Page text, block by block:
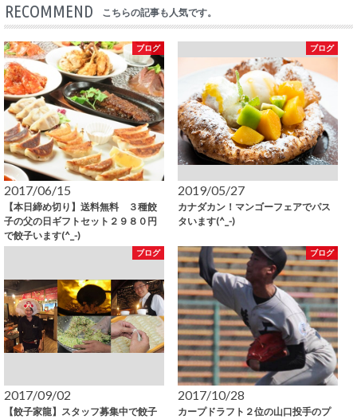
RECOMMEND こちらの記事も人気です。
ブログ
2017/06/15
【本日締め切り】送料無料 ３種餃
子の父の日ギフトセット２９８０円
で餃子います(^_-)
ブログ
2019/05/27
カナダカン！マンゴーフェアでパス
タいます(^_-)
ブログ
2017/09/02
【餃子家龍】スタッフ募集中で餃子
ブログ
2017/10/28
カープドラフト２位の山口投手のプ